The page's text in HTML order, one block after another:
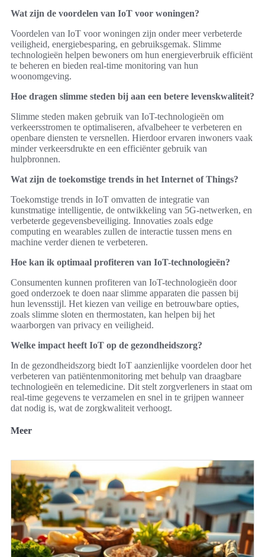
Wat zijn de voordelen van IoT voor woningen?
Voordelen van IoT voor woningen zijn onder meer verbeterde
veiligheid, energiebesparing, en gebruiksgemak. Slimme
technologieën helpen bewoners om hun energieverbruik efficiënt
te beheren en bieden real-time monitoring van hun
woonomgeving.
Hoe dragen slimme steden bij aan een betere levenskwaliteit?
Slimme steden maken gebruik van IoT-technologieën om
verkeersstromen te optimaliseren, afvalbeheer te verbeteren en
openbare diensten te versnellen. Hierdoor ervaren inwoners vaak
minder verkeersdrukte en een efficiënter gebruik van
hulpbronnen.
Wat zijn de toekomstige trends in het Internet of Things?
Toekomstige trends in IoT omvatten de integratie van
kunstmatige intelligentie, de ontwikkeling van 5G-netwerken, en
verbeterde gegevensbeveiliging. Innovaties zoals edge
computing en wearables zullen de interactie tussen mens en
machine verder dienen te verbeteren.
Hoe kan ik optimaal profiteren van IoT-technologieën?
Consumenten kunnen profiteren van IoT-technologieën door
goed onderzoek te doen naar slimme apparaten die passen bij
hun levensstijl. Het kiezen van veilige en betrouwbare opties,
zoals slimme sloten en thermostaten, kan helpen bij het
waarborgen van privacy en veiligheid.
Welke impact heeft IoT op de gezondheidszorg?
In de gezondheidszorg biedt IoT aanzienlijke voordelen door het
verbeteren van patiëntenmonitoring met behulp van draagbare
technologieën en telemedicine. Dit stelt zorgverleners in staat om
real-time gegevens te verzamelen en snel in te grijpen wanneer
dat nodig is, wat de zorgkwaliteit verhoogt.
Meer